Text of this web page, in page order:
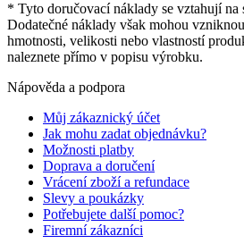
* Tyto doručovací náklady se vztahují na
Dodatečné náklady však mohou
hmotnosti, velikosti nebo vlastností
naleznete přímo v popisu výrobku.
Nápověda a podpora
Můj zákaznický účet
Jak mohu zadat objednávku?
Možnosti platby
Doprava a doručení
Vrácení zboží a refundace
Slevy a poukázky
Potřebujete další pomoc?
Firemní zákazníci